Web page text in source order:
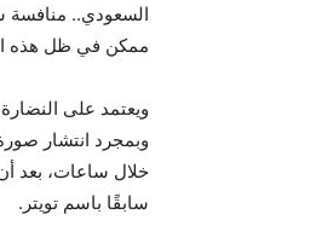
السعودي.. منافسة
ممكن في ظل هذه
ويعتمد على
وبمجرد انتشار
سابقًا باسم تويتر.